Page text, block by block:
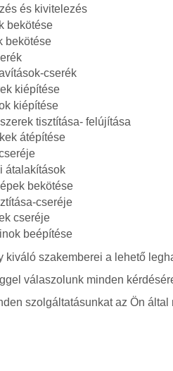
és kivitelezés
bekötése
bekötése
cserék
kiépítése
kiépítése
tisztítása- felújítása
átépítése
átalakítások
bekötése
cseréje
cseréje
beépítése
kiváló szakemberei a lehető
válaszolunk minden
szolgáltatásunkat az Ön